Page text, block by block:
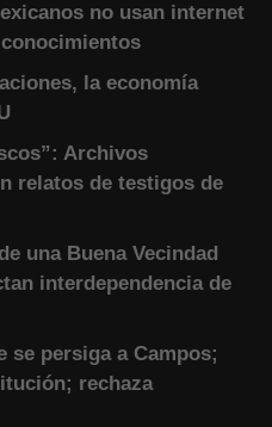
no usan internet
la economía
Archivos
relatos de testigos de
una Buena Vecindad
interdependencia de
se persiga a Campos;
rechaza